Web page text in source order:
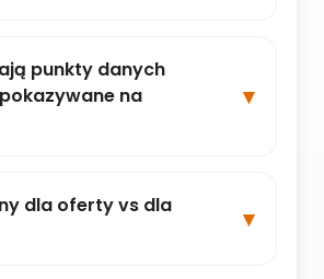
punkty danych
na
dla oferty vs dla